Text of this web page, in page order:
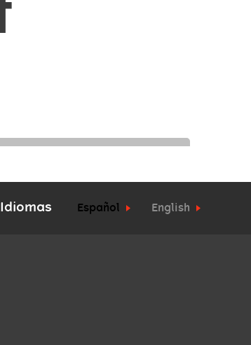
Idiomas Español English